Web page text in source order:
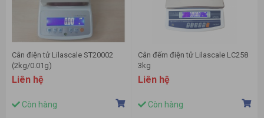
Cân điện tử Lilascale ST20002
(2kg/0.01g)
Liên hệ
Còn hàng
Cân đếm điện tử Lilascale LC258
3kg
Liên hệ
Còn hàng